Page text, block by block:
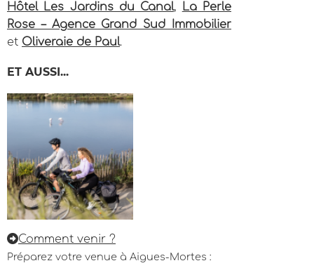
Hôtel Les Jardins du Canal, La Perle
Rose – Agence Grand Sud Immobilier
et Oliveraie de Paul.
ET AUSSI...
Comment venir ?
Préparez votre venue à Aigues-Mortes :